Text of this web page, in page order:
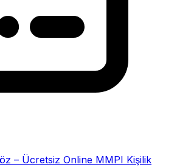
– Ücretsiz Online MMPI Kişilik